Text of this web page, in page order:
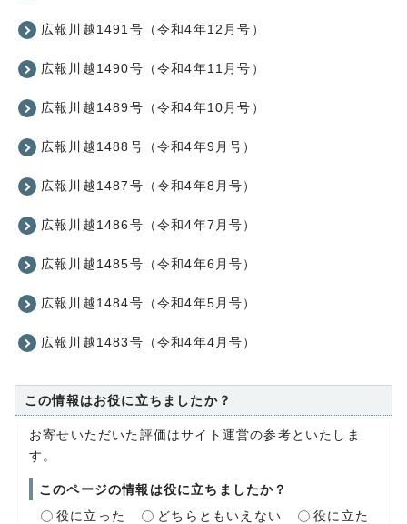
広報川越1491号（令和4年12月号）
広報川越1490号（令和4年11月号）
広報川越1489号（令和4年10月号）
広報川越1488号（令和4年9月号）
広報川越1487号（令和4年8月号）
広報川越1486号（令和4年7月号）
広報川越1485号（令和4年6月号）
広報川越1484号（令和4年5月号）
広報川越1483号（令和4年4月号）
この情報はお役に立ちましたか？
お寄せいただいた評価はサイト運営の参考といたしま
す。
このページの情報は役に立ちましたか？
役に立った
どちらともいえない
役に立た